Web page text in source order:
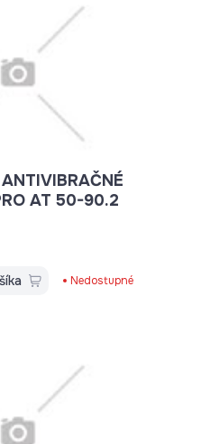
AT 50-90.2
Nedostupné